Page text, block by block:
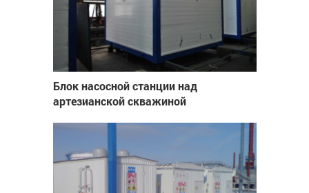
Блок насосной станции над
артезианской скважиной